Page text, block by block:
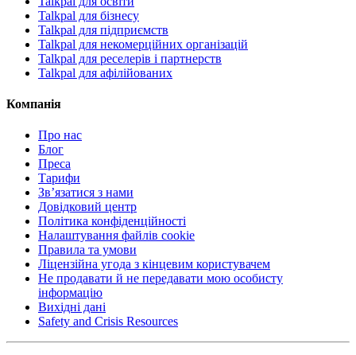
Talkpal для бізнесу
Talkpal для підприємств
Talkpal для некомерційних організацій
Talkpal для реселерів і партнерств
Talkpal для афілійованих
Компанія
Про нас
Блог
Преса
Тарифи
Зв’язатися з нами
Довідковий центр
Політика конфіденційності
Налаштування файлів cookie
Правила та умови
Ліцензійна угода з кінцевим користувачем
Не продавати й не передавати мою особисту
інформацію
Вихідні дані
Safety and Crisis Resources